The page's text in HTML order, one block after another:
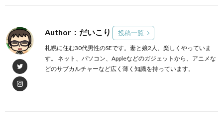
Author：だいこり 投稿一覧
札幌に住む30代男性のSEです。妻と娘2人、楽しくやっていま
す。 ネット、パソコン、Appleなどのガジェットから、アニメな
どのサブカルチャーなど広く薄く知識を持っています。